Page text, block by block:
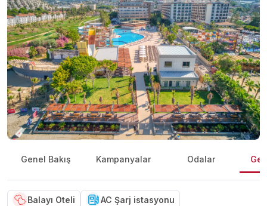
Genel Bakış Kampanyalar Odalar
Balayı Oteli AC Şarj istasyonu